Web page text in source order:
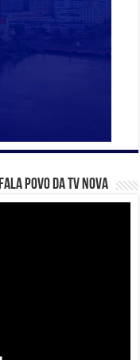
Povo da TV Nova